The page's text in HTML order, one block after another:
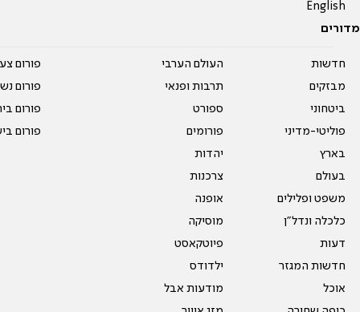
English
מדורים
חדשות
מבזקים
ביטחוני
פוליטי-מדיני
בארץ
בעולם
משפט ופלילים
כלכלה ונדל"ן
דעות
חדשות המגזר
אוכל
העולם הערבי
תרבות ופנאי
ספורט
פורומים
יהדות
צרכנות
אופנה
מוסיקה
פיוטקאסט
ילדודס
מודעות אבל
פורום
פורום
פורום
פורום